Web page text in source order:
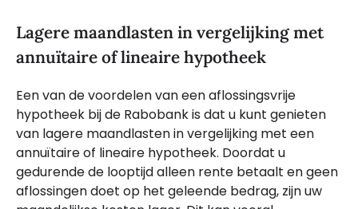
Lagere maandlasten in vergelijking met
annuïtaire of lineaire hypotheek
Een van de voordelen van een aflossingsvrije
hypotheek bij de Rabobank is dat u kunt genieten
van lagere maandlasten in vergelijking met een
annuïtaire of lineaire hypotheek. Doordat u
gedurende de looptijd alleen rente betaalt en geen
aflossingen doet op het geleende bedrag, zijn uw